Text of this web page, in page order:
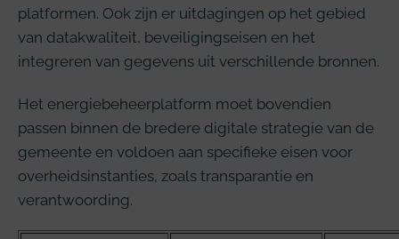
platformen. Ook zijn er uitdagingen op het gebied
van datakwaliteit, beveiligingseisen en het
integreren van gegevens uit verschillende bronnen.
Het energiebeheerplatform moet bovendien
passen binnen de bredere digitale strategie van de
gemeente en voldoen aan specifieke eisen voor
overheidsinstanties, zoals transparantie en
verantwoording.